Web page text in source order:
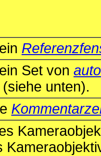
Set von
(siehe unten).